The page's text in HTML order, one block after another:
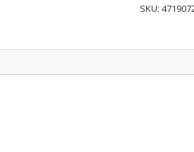
3050
quantity
SKU: